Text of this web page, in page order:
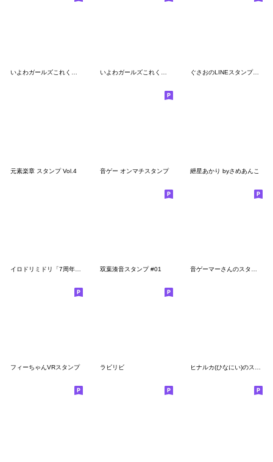
いよわガールズこれくしょん いよわガールズこれくしょん3 ぐさおのLINEスタンプ第四弾
元素楽章 スタンプ Vol.4 音ゲー オンマチスタンプ 紲星あかり byさめあんこ
双葉湊音スタンプ #01
フィーちゃんVRスタンプ ラビリビ ヒナルカ(ひなにい)のスタンプ②